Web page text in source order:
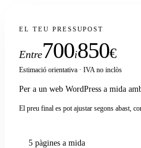
EL TEU PRESSUPOST
Entre700i850€
Estimació orientativa · IVA no inclòs
Per a un web WordPress a mida
El preu final es pot ajustar segons abast,
5 pàgines a mida